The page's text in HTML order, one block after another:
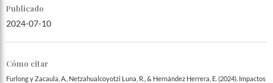
Publicado
2024-07-10
Cómo citar
Furlong y Zacaula, A., Netzahualcoyotzi Luna, R., & Hernández Herrera, E. (2024). Impactos